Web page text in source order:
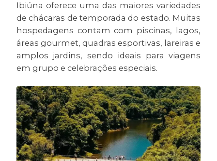
Ibiúna oferece uma das maiores variedades
de chácaras de temporada do estado. Muitas
hospedagens contam com piscinas, lagos,
áreas gourmet, quadras esportivas, lareiras e
amplos jardins, sendo ideais para viagens
em grupo e celebrações especiais.